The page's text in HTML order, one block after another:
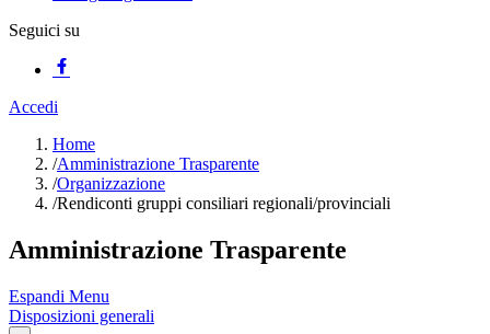
Seguici su
Accedi
Home
/Amministrazione Trasparente
/Organizzazione
/Rendiconti gruppi consiliari regionali/provinciali
Amministrazione Trasparente
Espandi Menu
Disposizioni generali